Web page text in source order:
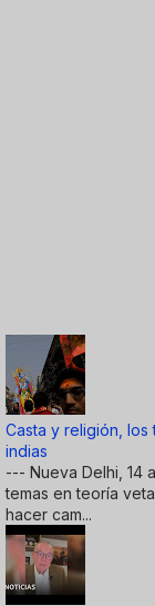
Casta y religión,
indias
--- Nueva Delhi, 14
temas en teoría
hacer cam...